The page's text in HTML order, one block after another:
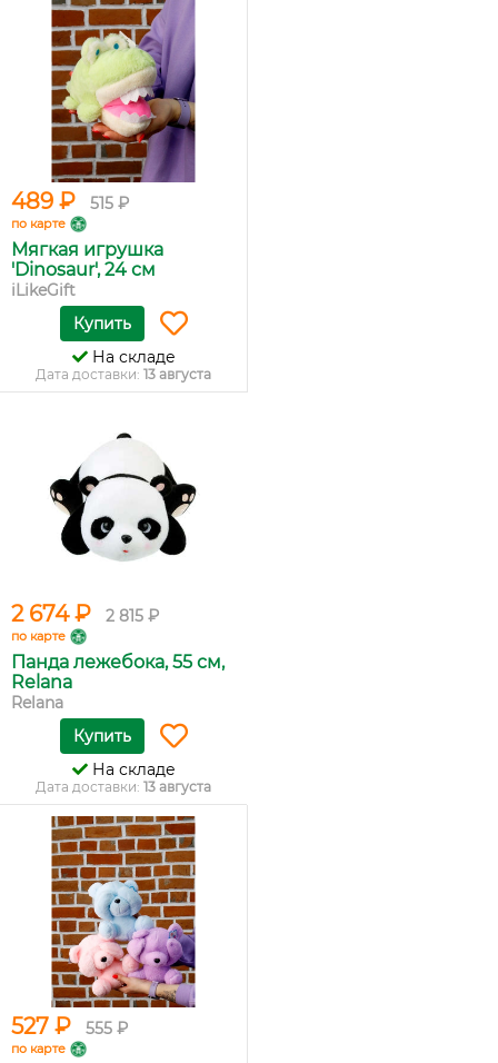
489 ₽ 515 ₽
по карте
Мягкая игрушка
'Dinosaur', 24 см
iLikeGift
Купить
На складе
Дата доставки: 13 августа
2 674 ₽ 2 815 ₽
по карте
Панда лежебока, 55 см,
Relana
Relana
Купить
На складе
Дата доставки: 13 августа
527 ₽ 555 ₽
по карте